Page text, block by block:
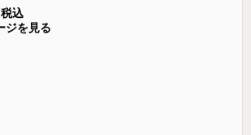
込
ジを見る